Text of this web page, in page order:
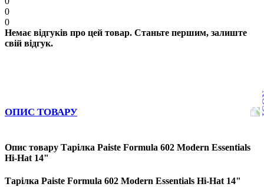
0
0
Немає відгуків про цей товар. Станьте першим, залиште
свій відгук.
ОПИС ТОВАРУ
Опис товару Тарілка Paiste Formula 602 Modern Essentials
Hi-Hat 14"
Тарілка Paiste Formula 602 Modern Essentials Hi-Hat 14"